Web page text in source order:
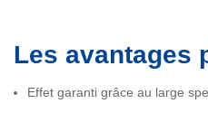
Les avantages
Effet garanti grâce au large